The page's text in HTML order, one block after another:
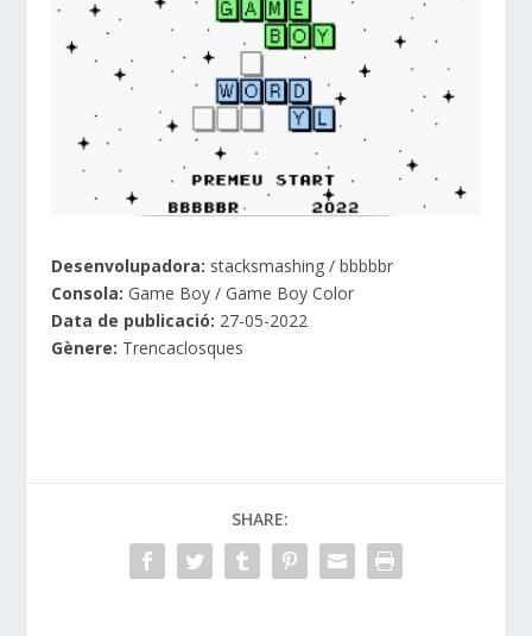
Desenvolupadora: stacksmashing / bbbbbr
Consola: Game Boy / Game Boy Color
Data de publicació: 27-05-2022
Gènere: Trencaclosques
SHARE: